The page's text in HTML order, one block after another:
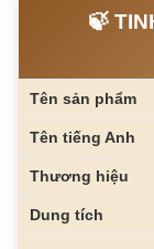
🍃
Tên sản phẩm
Tên tiếng Anh
Thương hiệu
Dung tích